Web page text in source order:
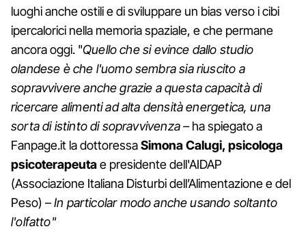
luoghi anche ostili e di sviluppare un bias verso i cibi
ipercalorici nella memoria spaziale, e che permane
ancora oggi. "Quello che si evince dallo studio
olandese è che l'uomo sembra sia riuscito a
sopravvivere anche grazie a questa capacità di
ricercare alimenti ad alta densità energetica, una
sorta di istinto di sopravvivenza –ha spiegato a
Fanpage.it la dottoressaSimona Calugi, psicologa
psicoterapeutae presidente dell'AIDAP
(Associazione Italiana Disturbi dell’Alimentazione e del
Peso) –In particolar modo anche usando soltanto
l'olfatto"